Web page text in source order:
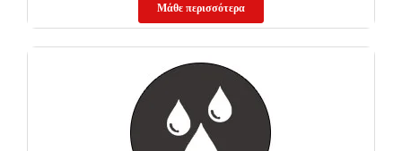
Μάθε περισσότερα